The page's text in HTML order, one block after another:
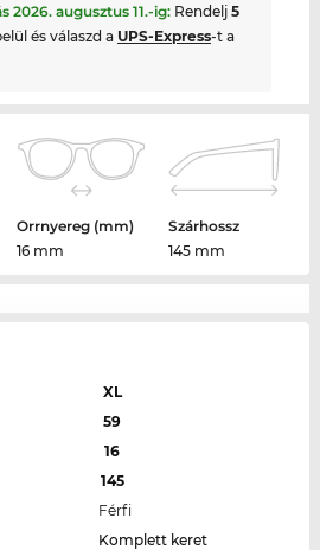
2026. augusztus 11.-ig: Rendelj 5
és válaszd a UPS-Express-t a
Orrnyereg (mm)
16 mm
Szárhossz
145 mm
XL
59
16
145
Férfi
Komplett keret